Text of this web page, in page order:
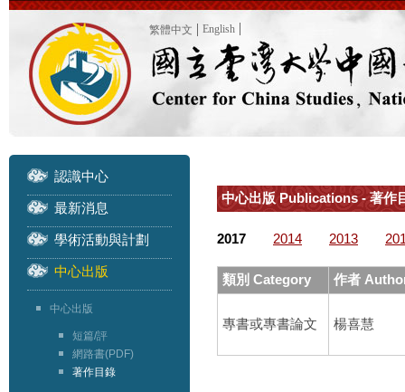
繁體中文 English
認識中心
最新消息
學術活動與計劃
中心出版
中心出版
短篇/評
網路書(PDF)
著作目錄
中心出版 Publications - 著
2017 2014 2013
類別 Category 作者
專書或專書論文 楊喜慧